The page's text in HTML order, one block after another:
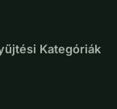
Kategóriák